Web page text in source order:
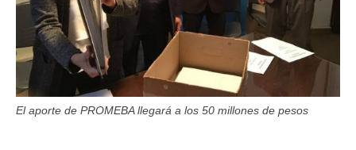
El aporte de PROMEBA llegará a los 50 millones de pesos